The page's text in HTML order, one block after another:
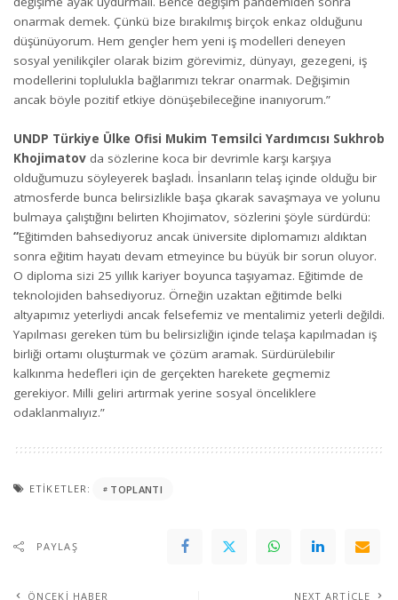
onarmak demek. Çünkü bize bırakılmış birçok enkaz olduğunu
düşünüyorum. Hem gençler hem yeni iş modelleri deneyen
sosyal yenilikçiler olarak bizim görevimiz, dünyayı, gezegeni, iş
modellerini toplulukla bağlarımızı tekrar onarmak. Değişimin
ancak böyle pozitif etkiye dönüşebileceğine inanıyorum.”
UNDP Türkiye Ülke Ofisi Mukim Temsilci Yardımcısı Sukhrob
Khojimatov da sözlerine koca bir devrimle karşı karşıya
olduğumuzu söyleyerek başladı. İnsanların telaş içinde olduğu bir
atmosferde bunca belirsizlikle başa çıkarak savaşmaya ve yolunu
bulmaya çalıştığını belirten Khojimatov, sözlerini şöyle sürdürdü:
“Eğitimden bahsediyoruz ancak üniversite diplomamızı aldıktan
sonra eğitim hayatı devam etmeyince bu büyük bir sorun oluyor.
O diploma sizi 25 yıllık kariyer boyunca taşıyamaz. Eğitimde de
teknolojiden bahsediyoruz. Örneğin uzaktan eğitimde belki
altyapımız yeterliydi ancak felsefemiz ve mentalimiz yeterli değildi.
Yapılması gereken tüm bu belirsizliğin içinde telaşa kapılmadan iş
birliği ortamı oluşturmak ve çözüm aramak. Sürdürülebilir
kalkınma hedefleri için de gerçekten harekete geçmemiz
gerekiyor. Milli geliri artırmak yerine sosyal önceliklere
odaklanmalıyız.”
ETIKETLER: TOPLANTI
PAYLAŞ
ÖNCEKI HABER NEXT ARTICLE